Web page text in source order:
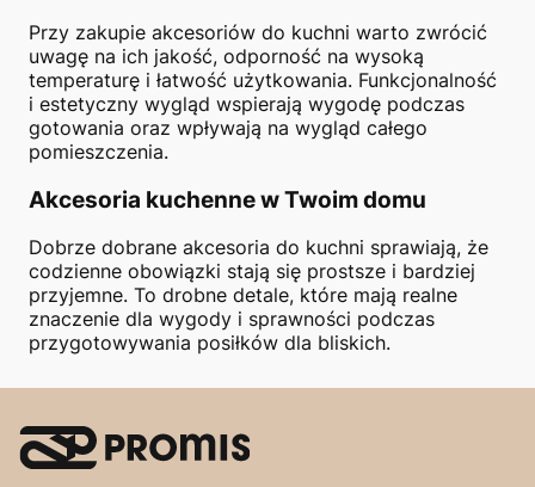
Przy zakupie akcesoriów do kuchni warto zwrócić
uwagę na ich jakość, odporność na wysoką
temperaturę i łatwość użytkowania. Funkcjonalność
i estetyczny wygląd wspierają wygodę podczas
gotowania oraz wpływają na wygląd całego
pomieszczenia.
Akcesoria kuchenne w Twoim domu
Dobrze dobrane akcesoria do kuchni sprawiają, że
codzienne obowiązki stają się prostsze i bardziej
przyjemne. To drobne detale, które mają realne
znaczenie dla wygody i sprawności podczas
przygotowywania posiłków dla bliskich.